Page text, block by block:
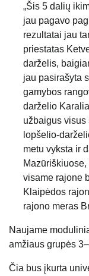
„Šis 5 dalių
jau pagavo
rezultatai jau
priestatas
darželis,
jau pasirašyta
gamybos
darželio
užbaigus visus
lopšelio-
metu vyksta ir
visame rajone
Klaipėdos
rajono meras
Naujame
amžiaus grupės
Čia bus įkurta